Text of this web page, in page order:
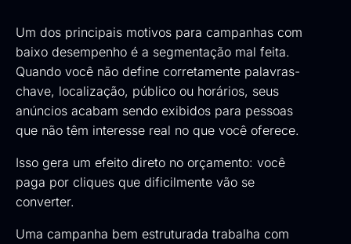
Um dos principais motivos para campanhas com
baixo desempenho é a segmentação mal feita.
Quando você não define corretamente palavras-
chave, localização, público ou horários, seus
anúncios acabam sendo exibidos para pessoas
que não têm interesse real no que você oferece.
Isso gera um efeito direto no orçamento: você
paga por cliques que dificilmente vão se
converter.
Uma campanha bem estruturada trabalha com